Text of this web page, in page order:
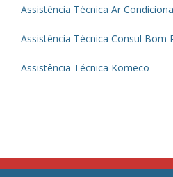
Assistência Técnica Ar
Assistência Técnica Consul Bom
Assistência Técnica Komeco